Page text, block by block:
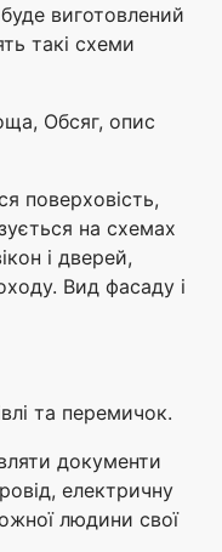
виготовлений
такі схеми
Обсяг, опис
поверховість,
на схемах
і дверей,
Вид фасаду і
та перемичок.
документи
електричну
людини свої